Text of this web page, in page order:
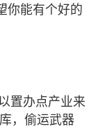
你能有个好的
置办点产业来
，偷运武器